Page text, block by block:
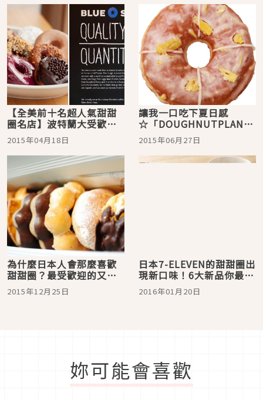
【全美前十名超人氣甜甜
圈名店】波特蘭大受歡迎
的CAMDEN’S
BLUE☆DONUTS4月17日
將在代官山開幕！
2015年04月18日
讓我一口吃下夏日感
☆「DOUGHNUTPLANT」
新商品！使用鳳梨椰子等
熱帶水果的甜甜圈
2015年06月27日
為什麼日本人會那麼喜歡
甜甜圈？最受歡迎的又是
哪一家？
2015年12月25日
日本7-ELEVEN的甜甜圈出
現新口味！6大新品你最想
吃哪一種?
2016年01月20日
妳可能會喜歡